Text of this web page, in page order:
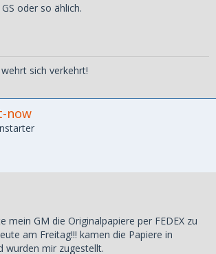
oder so ählich.
sich verkehrt!
now
mein GM die Originalpapiere per FEDEX zu
am Freitag!!! kamen die Papiere in
wurden mir zugestellt.